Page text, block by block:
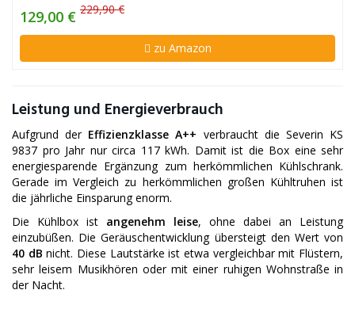
129,00 € 229,90 €
zu Amazon
Leistung und Energieverbrauch
Aufgrund der Effizienzklasse A++ verbraucht die Severin KS
9837 pro Jahr nur circa 117 kWh. Damit ist die Box eine sehr
energiesparende Ergänzung zum herkömmlichen Kühlschrank.
Gerade im Vergleich zu herkömmlichen großen Kühltruhen ist
die jährliche Einsparung enorm.
Die Kühlbox ist angenehm leise, ohne dabei an Leistung
einzubüßen. Die Geräuschentwicklung übersteigt den Wert von
40 dB nicht. Diese Lautstärke ist etwa vergleichbar mit Flüstern,
sehr leisem Musikhören oder mit einer ruhigen Wohnstraße in
der Nacht.